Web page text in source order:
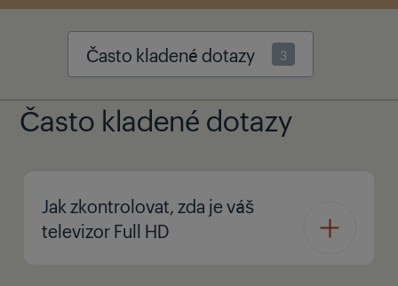
Často kladené dotazy 3
Často kladené dotazy
Jak zkontrolovat, zda je váš
televizor Full HD